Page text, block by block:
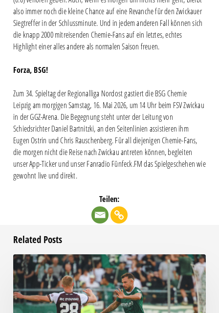
also immer noch die kleine Chance auf eine Revanche für den Zwickauer
Siegtreffer in der Schlussminute. Und in jedem anderen Fall können sich
die knapp 2000 mitreisenden Chemie-Fans auf ein letztes, echtes
Highlight einer alles andere als normalen Saison freuen.
Forza, BSG!
Zum 34. Spieltag der Regionalliga Nordost gastiert die BSG Chemie
Leipzig am morgigen Samstag, 16. Mai 2026, um 14 Uhr beim FSV Zwickau
in der GGZ-Arena. Die Begegnung steht unter der Leitung von
Schiedsrichter Daniel Bartnitzki, an den Seitenlinien assistieren ihm
Eugen Ostrin und Chris Rauschenberg. Für all diejenigen Chemie-Fans,
die morgen nicht die Reise nach Zwickau antreten können, begleiten
unser App-Ticker und unser Fanradio Fünfeck.FM das Spielgeschehen wie
gewohnt live und direkt.
Teilen:
Related Posts
Chemie
beim
RSV
Eintracht
gefordert